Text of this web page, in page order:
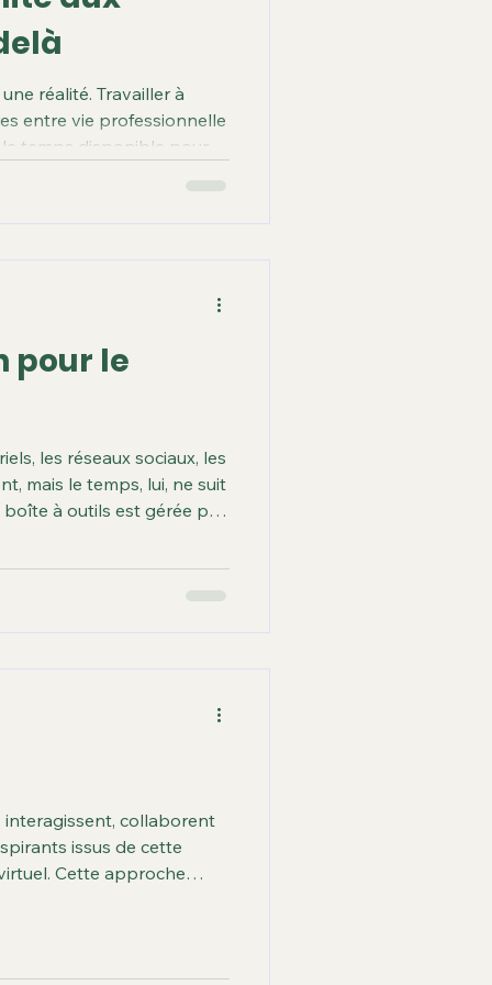
réalité. Travailler à
entre vie professionnelle
temps disponible pour le
pour le
les réseaux sociaux, les
mais le temps, lui, ne suit
à outils est gérée par
interagissent, collaborent
issus de cette
Cette approche